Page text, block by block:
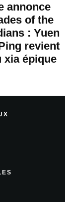
annonce
of the
: Yuen
revient
xia épique